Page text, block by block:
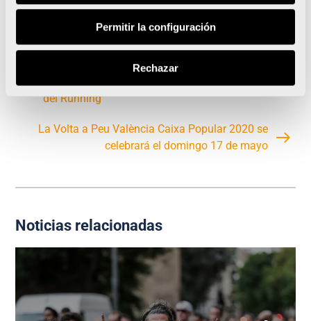
Permitir la configuración
Rechazar
4.000 corredores viven en la 15K Valencia Abierta
del Running
La Volta a Peu València Caixa Popular 2020 se
celebrará el domingo 17 de mayo
Noticias relacionadas